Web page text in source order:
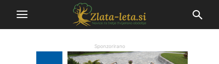
Sponzorirano